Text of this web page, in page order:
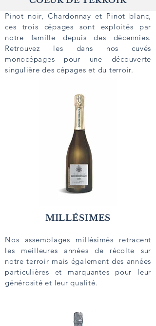
Pinot noir, Chardonnay et Pinot blanc,
ces trois cépages sont exploités par
notre famille depuis des décennies.
Retrouvez les dans nos cuvés
monocépages pour une découverte
singulière des cépages et du terroir.
MILLÉSIMES
Nos assemblages millésimés retracent
les meilleures années de récolte sur
notre terroir mais également des années
particulières et marquantes pour leur
générosité et leur qualité.